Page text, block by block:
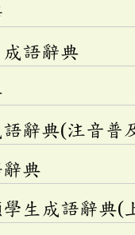
語辭典
辭典(注音普
典
生成語辭典(